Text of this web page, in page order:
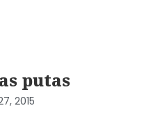
putas
2015